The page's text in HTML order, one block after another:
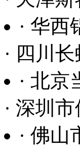
· 深圳
· 佛
· 天津
· 沧
· 河北
· 重